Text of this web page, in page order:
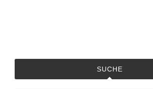
SUCHE